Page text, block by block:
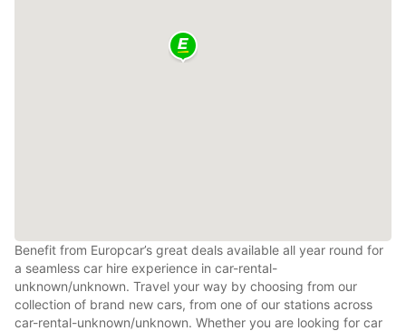
Benefit from Europcar’s great deals available all year round for
a seamless car hire experience in car-rental-
unknown/unknown. Travel your way by choosing from our
collection of brand new cars, from one of our stations across
car-rental-unknown/unknown. Whether you are looking for car